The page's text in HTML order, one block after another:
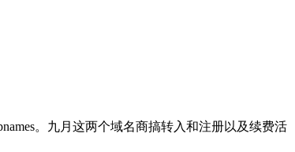
。九月这两个域名商搞转入和注册以及续费活